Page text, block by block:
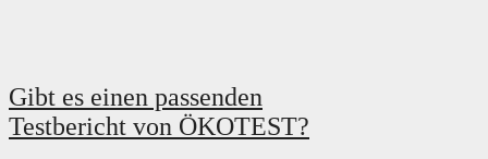
Gibt es einen passenden
Testbericht von ÖKOTEST?